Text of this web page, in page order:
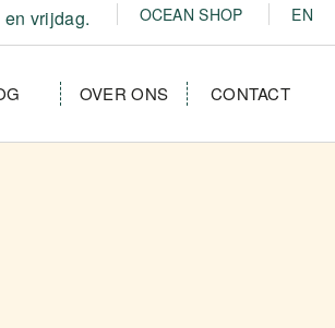
OCEAN SHOP EN
vrijdag.
OVER ONS CONTACT